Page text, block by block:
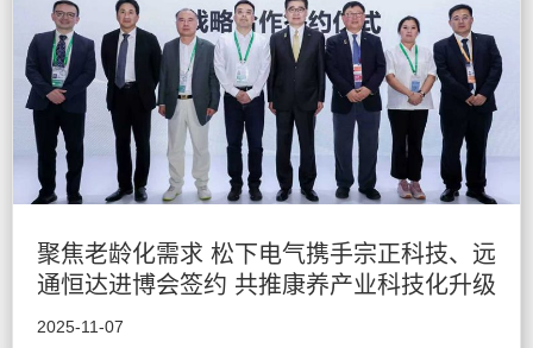
聚焦老龄化需求 松下电气携手宗正科技、远
通恒达进博会签约 共推康养产业科技化升级
2025-11-07